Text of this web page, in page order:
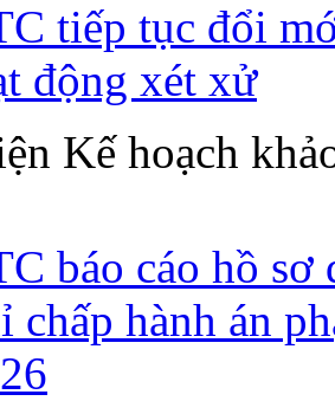
tiếp tục đổi
động xét xử
Kế hoạch
báo cáo hồ sơ
chấp hành án